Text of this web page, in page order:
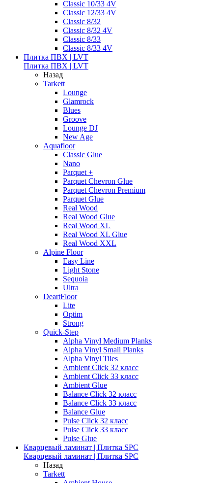
Classic 10/33 4V
Classic 12/33 4V
Classic 8/32
Classic 8/32 4V
Classic 8/33
Classic 8/33 4V
Плитка ПВХ | LVT
Плитка ПВХ | LVT
Назад
Tarkett
Lounge
Glamrock
Blues
Groove
Lounge DJ
New Age
Aquafloor
Classic Glue
Nano
Parquet +
Parquet Chevron Glue
Parquet Chevron Premium
Parquet Glue
Real Wood
Real Wood Glue
Real Wood XL
Real Wood XL Glue
Real Wood XXL
Alpine Floor
Easy Line
Light Stone
Sequoia
Ultra
DeartFloor
Lite
Optim
Strong
Quick-Step
Alpha Vinyl Medium Planks
Alpha Vinyl Small Planks
Alpha Vinyl Tiles
Ambient Click 32 класс
Ambient Click 33 класс
Ambient Glue
Balance Click 32 класс
Balance Click 33 класс
Balance Glue
Pulse Click 32 класс
Pulse Click 33 класс
Pulse Glue
Кварцевый ламинат | Плитка SPC
Кварцевый ламинат | Плитка SPC
Назад
Tarkett